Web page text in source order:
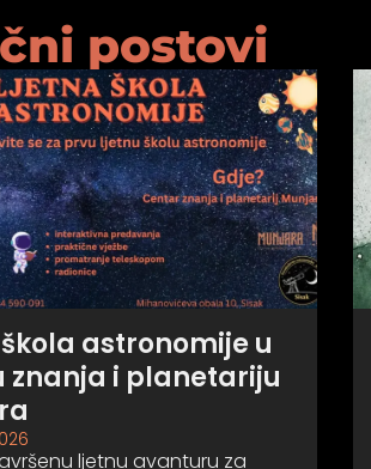
postovi
astronomije u
znanja i planetariju
ljetnu avanturu za